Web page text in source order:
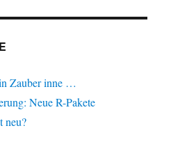
Zauber inne …
Neue R-Pakete
neu?